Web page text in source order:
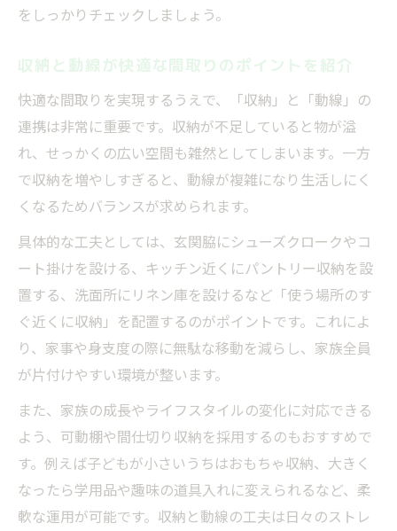
をしっかりチェックしましょう。
収納と動線が快適な間取りのポイントを紹介
快適な間取りを実現するうえで、「収納」と「動線」の
連携は非常に重要です。収納が不足していると物が溢
れ、せっかくの広い空間も雑然としてしまいます。一方
で収納を増やしすぎると、動線が複雑になり生活しにく
くなるためバランスが求められます。
具体的な工夫としては、玄関脇にシューズクロークやコ
ート掛けを設ける、キッチン近くにパントリー収納を設
置する、洗面所にリネン庫を設けるなど「使う場所のす
ぐ近くに収納」を配置するのがポイントです。これによ
り、家事や身支度の際に無駄な移動を減らし、家族全員
が片付けやすい環境が整います。
また、家族の成長やライフスタイルの変化に対応できる
よう、可動棚や間仕切り収納を採用するのもおすすめで
す。例えば子どもが小さいうちはおもちゃ収納、大きく
なったら学用品や趣味の道具入れに変えられるなど、柔
軟な運用が可能です。収納と動線の工夫は日々のストレ